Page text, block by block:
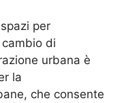
per
di
urbana è
la
che consente